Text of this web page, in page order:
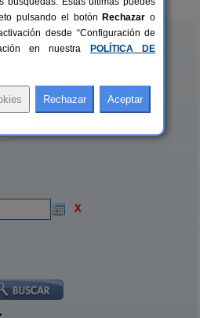
X
pulsando el botón Rechazar o
desde “Configuración de
en nuestra
POLÍTICA DE